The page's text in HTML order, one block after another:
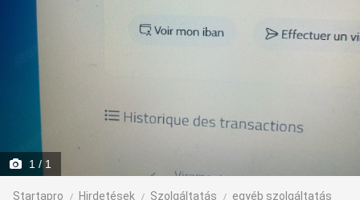
1 / 1
Startapro Hirdetések Szolgáltatás egyéb szolgáltatás